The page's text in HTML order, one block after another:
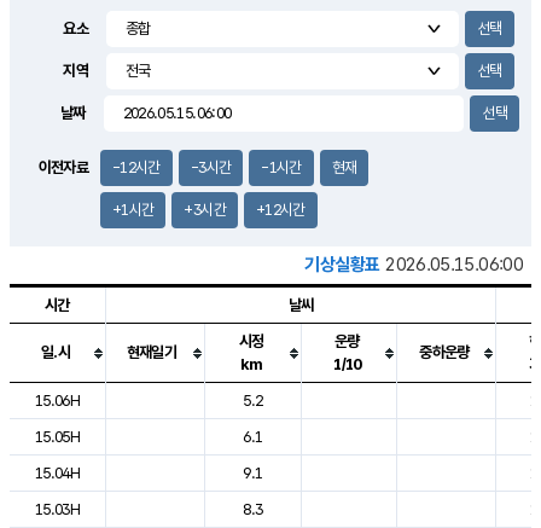
1.4m/s
요소
지역
날짜
이전자료 -12시간 -3시간 -1시간 현재
+1시간 +3시간 +12시간
기상실황표 2026.05.15.06:00
도시별 기상실황표로 지점, 날씨, 기온, 강수, 바람, 기압등을 안내한 표입
시간 날씨
일.시 현재일기
시정
km
운량
1/10
중하운량
15.06H
5.2
15.05H
6.1
15.04H
9.1
15.03H
8.3